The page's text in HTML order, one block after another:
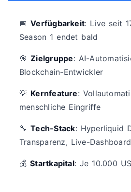
📅Verfügbarkeit: Live seit
Season 1 endet bald
🎯Zielgruppe: AI-
Blockchain-Entwickler
💡 Kernfeature:
menschliche Eingriffe
🔧Tech-Stack: Hyperliquid
Transparenz, Live-Dashboard
💰Startkapital: Je 10.000